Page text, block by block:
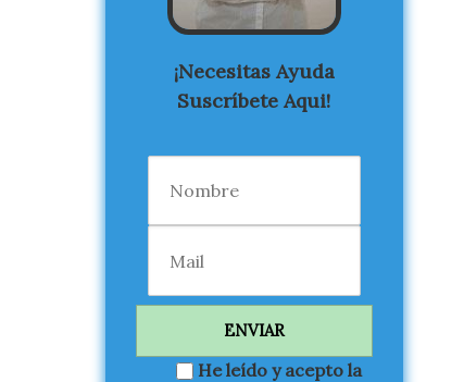
¡Necesitas Ayuda
Suscríbete Aqui!
He leído y acepto la